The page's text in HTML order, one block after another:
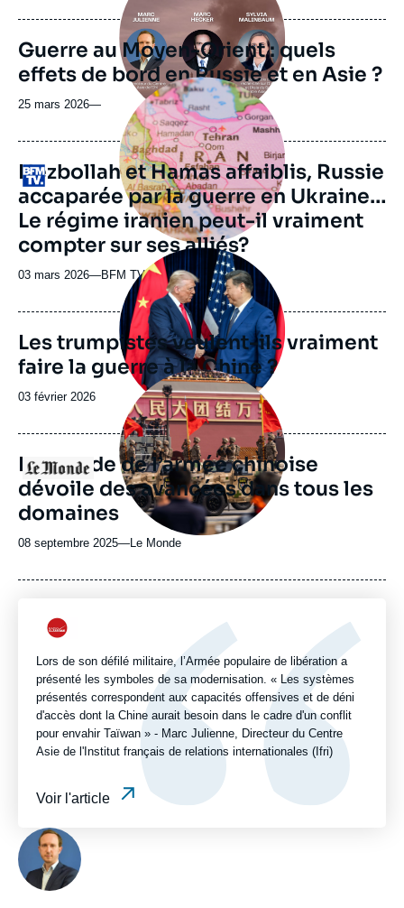
journal,
revue
ou
émission
Guerre au Moyen-Orient : quels
effets de bord en Russie et en Asie ?
25 mars 2026—
Logo
Image
principale
médiatique
Hezbollah et Hamas affaiblis, Russie
accaparée par la guerre en Ukraine…
Le régime iranien peut-il vraiment
compter sur ses alliés?
03 mars 2026—Nom
journal,
revue
ou
émission
BFM TV
Image
principale
Les trumpistes veulent-ils vraiment
faire la guerre à la Chine ?
Date
publication
03 février 2026
Logo
Image
principale
médiatique
La parade de l’armée chinoise
dévoile des avancées dans tous les
domaines
08 septembre 2025—Nom
journal,
Le Monde
Logo
Lors de son défilé militaire, l’Armée populaire de libération a
présenté les symboles de sa modernisation. « Les systèmes
présentés correspondent aux capacités offensives et de déni
d'accès dont la Chine aurait besoin dans le cadre d'un conflit
pour envahir Taïwan » - Marc Julienne, Directeur du Centre
Asie de l'Institut français de relations internationales (Ifri)
Voir l'article
Photo